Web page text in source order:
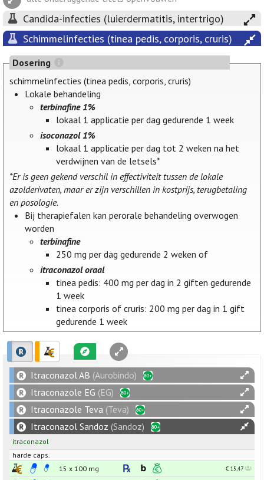
Candida-infecties (luierdermatitis, intertrigo)
Schimmelinfecties (tinea pedis, corporis, cruris)
Dosering
schimmelinfecties (tinea pedis, corporis, cruris)
Lokale behandeling
terbinafine 1%
lokaal 1 applicatie per dag gedurende 1 week
isoconazol 1%
lokaal 1 applicatie per dag tot 2 weken na het
verdwijnen van de letsels*
*Er is geen gekend verschil in effectiviteit tussen de lokale
azolderivaten, maar er zijn verschillen in kostprijs, terugbetaling
en posologie.
Bij therapiefalen kan perorale behandeling overwogen
worden
terbinafine
250 mg per dag gedurende 2 weken of
itraconazol oraal
tinea pedis: 400 mg per dag in 2 giften gedurende
1 week
tinea corporis of cruris: 200 mg per dag in 1 gift
gedurende 1 week
Itraconazol AB (Aurobindo)
Itraconazole EG (EG)
Itraconazole Teva (Teva)
Itraconazol Sandoz (Sandoz)
itraconazol
harde caps.
15 x 100 mg € 15,47